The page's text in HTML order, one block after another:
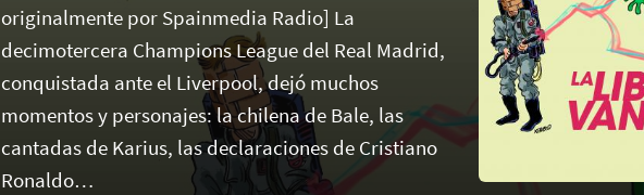
originalmente por Spainmedia Radio] La
decimotercera Champions League del Real Madrid,
conquistada ante el Liverpool, dejó muchos
momentos y personajes: la chilena de Bale, las
cantadas de Karius, las declaraciones de Cristiano
Ronaldo…